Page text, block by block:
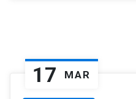
17 MAR